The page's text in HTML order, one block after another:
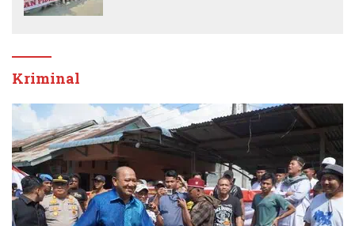
Kriminal